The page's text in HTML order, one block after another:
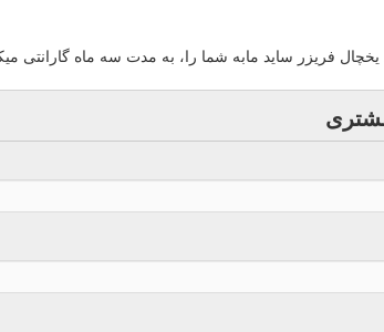
فریزر ساید مابه شما را، به مدت سه ماه گارانتی